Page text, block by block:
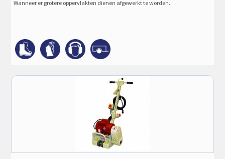
Wanneer er grotere oppervlakten dienen afgewerkt te worden.